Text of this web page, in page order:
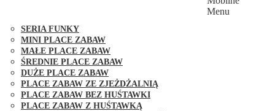
SERIA FUNKY
MINI PLACE ZABAW
MAŁE PLACE ZABAW
ŚREDNIE PLACE ZABAW
DUŻE PLACE ZABAW
PLACE ZABAW ZE ZJEŻDŻALNIĄ
PLACE ZABAW BEZ HUŚTAWKI
PLACE ZABAW Z HUŚTAWKĄ
Menu